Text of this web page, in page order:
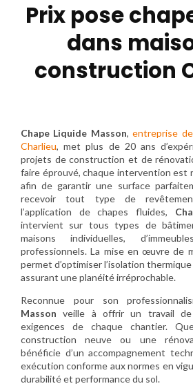
Prix pose
dans
construction
Chape Liquide Masson,entreprise
Charlieu, met plus de 20 ans
projets de construction et de
faire éprouvé, chaque intervention est
afin de garantir une surface
recevoir tout type de
l’application de chapes fluides,
intervient sur tous types de
maisons individuelles,
professionnels. La mise en œuvre de
permet d’optimiser l’isolation
assurant une planéité irréprochable.
Reconnue pour son
Masson veille à offrir un travail de
exigences de chaque chantier.
construction neuve ou une
bénéficie d’un accompagnement
exécution conforme aux normes en
durabilité et performance du sol.